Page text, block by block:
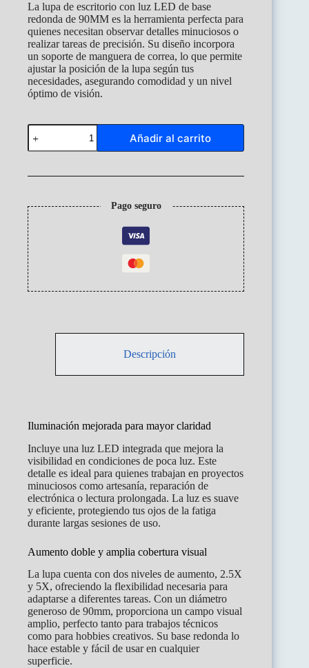
La lupa de escritorio con luz LED de base
redonda de 90MM es la herramienta perfecta para
quienes necesitan observar detalles minuciosos o
realizar tareas de precisión. Su diseño incorpora
un soporte de manguera de correa, lo que permite
ajustar la posición de la lupa según tus
necesidades, asegurando comodidad y un nivel
óptimo de visión.
Lupa
con
base
+
CodMG4B5
cantidad
Añadir al carrito
Pago seguro
Descripción
Iluminación mejorada para mayor claridad
Incluye una luz LED integrada que mejora la
visibilidad en condiciones de poca luz. Este
detalle es ideal para quienes trabajan en proyectos
minuciosos como artesanía, reparación de
electrónica o lectura prolongada. La luz es suave
y eficiente, protegiendo tus ojos de la fatiga
durante largas sesiones de uso.
Aumento doble y amplia cobertura visual
La lupa cuenta con dos niveles de aumento, 2.5X
y 5X, ofreciendo la flexibilidad necesaria para
adaptarse a diferentes tareas. Con un diámetro
generoso de 90mm, proporciona un campo visual
amplio, perfecto tanto para trabajos técnicos
como para hobbies creativos. Su base redonda lo
hace estable y fácil de usar en cualquier
superficie.